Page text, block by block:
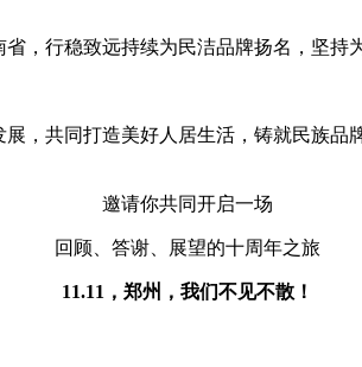
，行稳致远持续为民洁品牌扬名，坚持
，共同打造美好人居生活，铸就民族品
邀请你共同开启一场
回顾、答谢、展望的十周年之旅
11.11，郑州，我们不见不散！